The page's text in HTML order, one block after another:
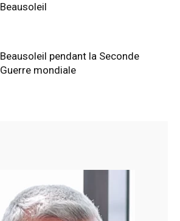
Beausoleil
Beausoleil pendant la Seconde
Guerre mondiale